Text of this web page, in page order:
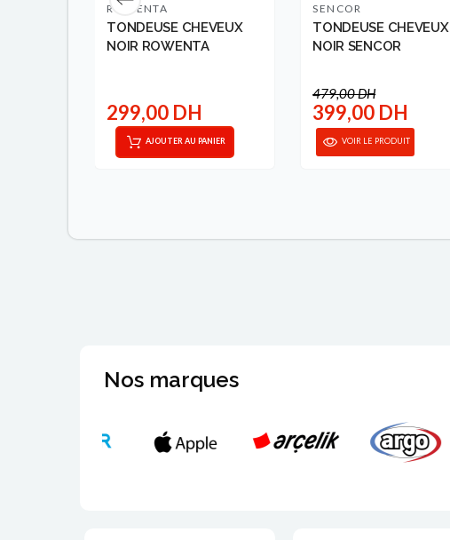
ROWENTA
TONDEUSE CHEVEUX
NOIR ROWENTA
299,00 DH
AJOUTER AU PANIER
SENCOR
TONDEUSE CHEVEUX
NOIR SENCOR
479,00 DH
399,00 DH
VOIR LE PRODUIT
Nos marques